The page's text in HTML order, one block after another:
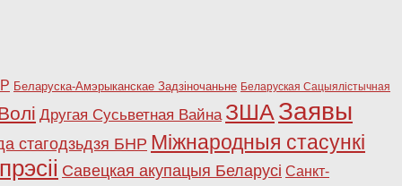
Беларуска-Амэрыканскае Задзіночаньне Беларуская Сацыялістычная
Другая Сусьветная Вайна ЗША Заявы
стагодзьдзя БНР Міжнародныя стасункі
Савецкая акупацыя Беларусі Санкт-